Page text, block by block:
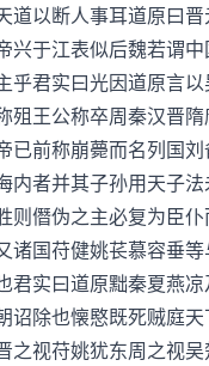
道以断人事耳道原曰
兴于江表似后魏若谓
乎君实曰光因道原言
殂王公称卒周秦汉晋
已前称崩薨而名列国
内者并其子孙用天子
则僭伪之主必复为臣
诸国苻健姚苌慕容垂
君实曰道原黜秦夏燕
诏除也懐愍既死贼庭
之视苻姚犹东周之视